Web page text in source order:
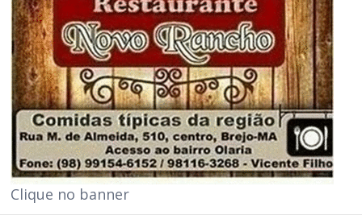
Clique no banner